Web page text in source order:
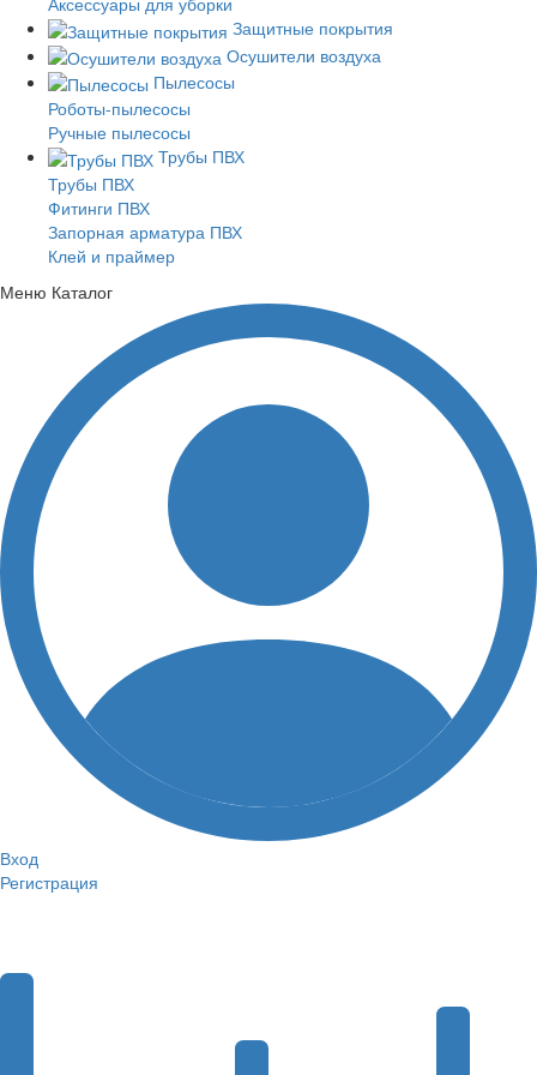
Защитные покрытия
Осушители воздуха
Пылесосы
Роботы-пылесосы
Ручные пылесосы
Трубы ПВХ
Трубы ПВХ
Фитинги ПВХ
Запорная арматура ПВХ
Клей и праймер
Меню Каталог
Вход
Регистрация